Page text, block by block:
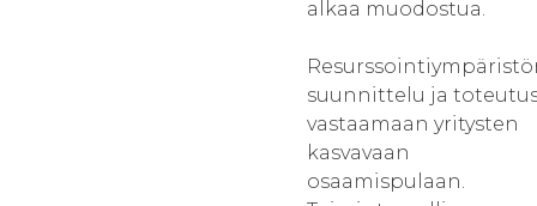
alkaa muodostua.
suunnittelu ja
vastaamaan yritysten
kasvavaan
osaamispulaan.